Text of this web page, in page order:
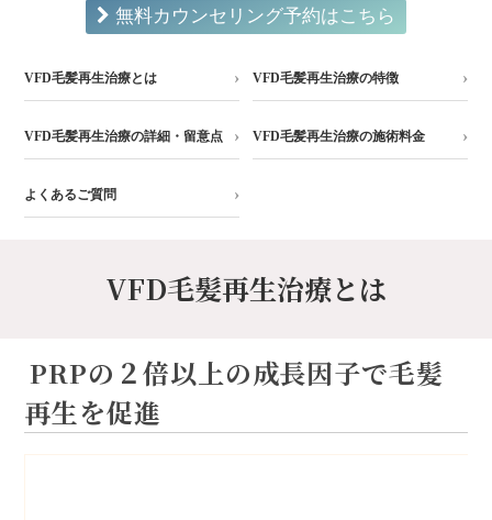
無料カウンセリング予約はこちら
VFD毛髪再生治療とは VFD毛髪再生治療の特徴
VFD毛髪再生治療の詳細・留意点 VFD毛髪再生治療の施術料金
よくあるご質問
VFD毛髪再生治療とは
PRPの２倍以上の成長因子で毛髪
再生を促進